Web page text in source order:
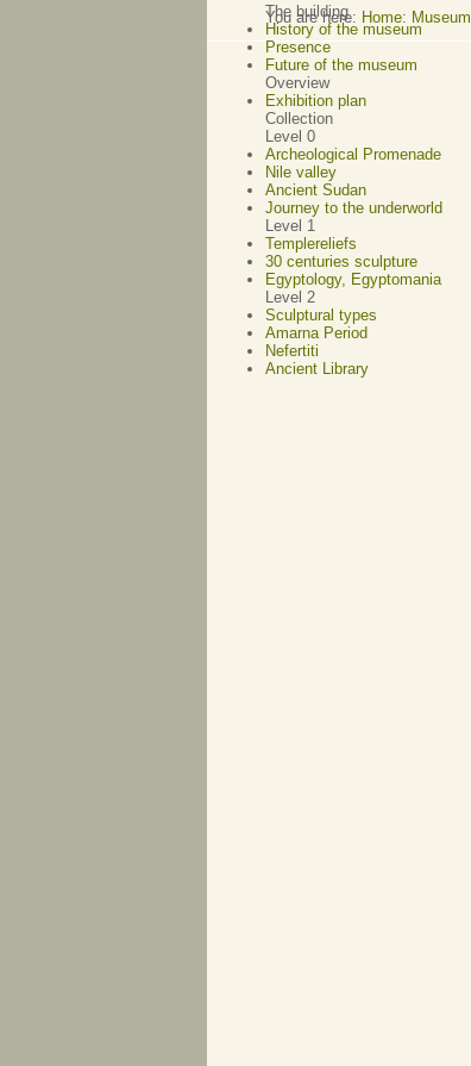
The building
History of the museum
Presence
Future of the museum
Overview
Exhibition plan
Collection
Level 0
Archeological Promenade
Nile valley
Ancient Sudan
Journey to the underworld
Level 1
Templereliefs
30 centuries sculpture
Egyptology, Egyptomania
Level 2
Sculptural types
Amarna Period
Nefertiti
Ancient Library
You are here: Home: